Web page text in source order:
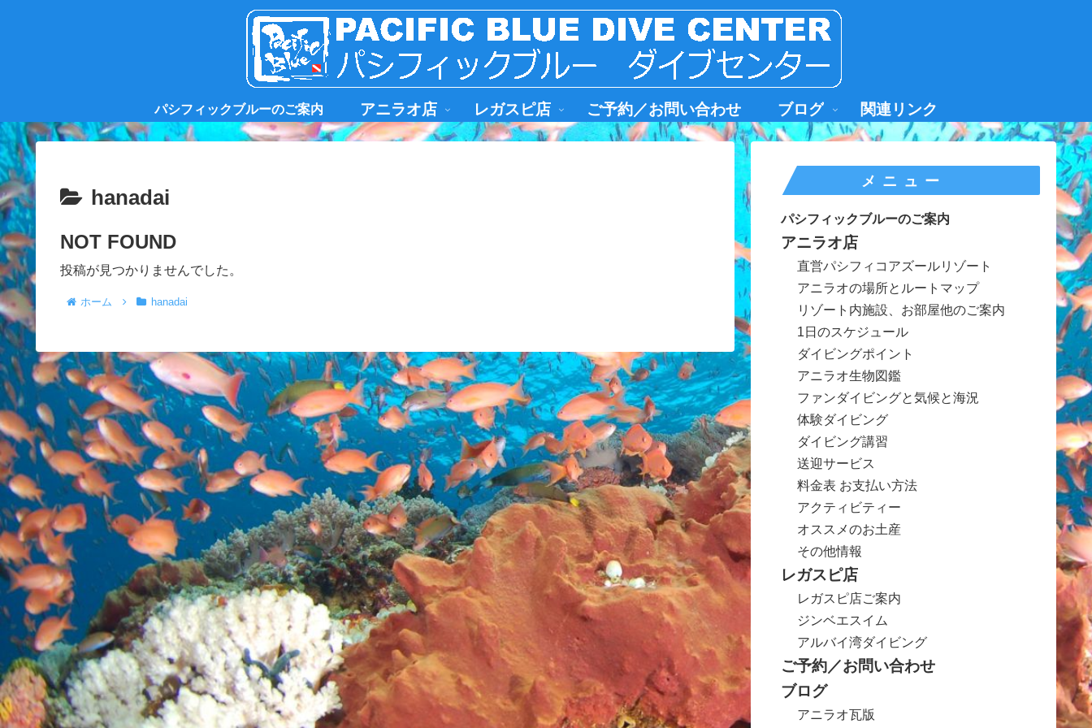
パシフィックブルーのご案内 アニラオ店 レガスピ店 ご予約／お問い合わせ ブログ 関連リンク
hanadai
NOT FOUND
投稿が見つかりませんでした。
ホーム hanadai
メニュー
パシフィックブルーのご案内
アニラオ店
直営パシフィコアズールリゾート
アニラオの場所とルートマップ
リゾート内施設、お部屋他のご案内
1日のスケジュール
ダイビングポイント
アニラオ生物図鑑
ファンダイビングと気候と海況
体験ダイビング
ダイビング講習
送迎サービス
料金表 お支払い方法
アクティビティー
オススメのお土産
その他情報
レガスピ店
レガスピ店ご案内
ジンベエスイム
アルバイ湾ダイビング
ご予約／お問い合わせ
ブログ
アニラオ瓦版